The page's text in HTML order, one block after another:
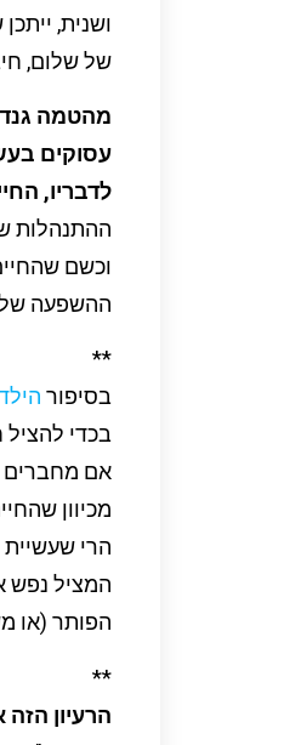
ושנית,
של שלום,
מהטמה
עסוקים
לדבריו,
ההתנהלות
וכשם
ההשפעה של
**
בסיפור
בכדי
אם מחברים
מכיוון
הרי
המציל נפש
הפותר (או
**
הרעיון